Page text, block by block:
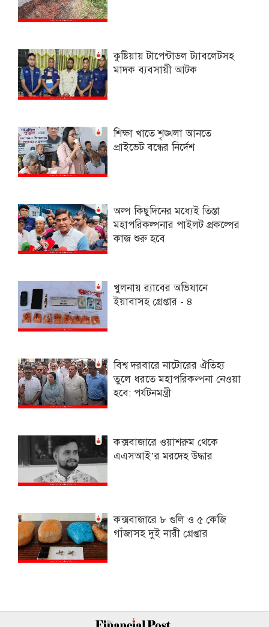
কুষ্টিয়ায় টাপেন্টাডল ট্যাবলেটসহ
মাদক ব্যবসায়ী আটক
শিক্ষা খাতে শৃঙ্খলা আনতে
প্রাইভেট বন্ধের নির্দেশ
অল্প কিছুদিনের মধ্যেই তিস্তা
মহাপরিকল্পনার পাইলট প্রকল্পের
কাজ শুরু হবে
খুলনায় র‍্যাবের অভিযানে
ইয়াবাসহ গ্রেপ্তার - ৪
বিশ্ব দরবারে নাটোরের ঐতিহ্য
তুলে ধরতে মহাপরিকল্পনা নেওয়া
হবে: পর্যটনমন্ত্রী
কক্সবাজারে ওয়াশরুম থেকে
এএসআই’র মরদেহ উদ্ধার
কক্সবাজারে ৮ গুলি ও ৫ কেজি
গাঁজাসহ দুই নারী গ্রেপ্তার